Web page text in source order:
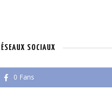
SOCIAUX
0 Fans